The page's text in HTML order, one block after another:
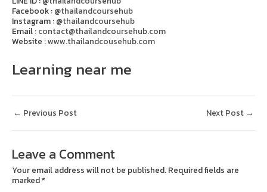
Facebook : @thailandcoursehub
Instagram : @thailandcoursehub
Email : contact@thailandcoursehub.com
Website :www.thailandcousehub.com
Learning near me
← Previous Post Next Post →
Leave a Comment
Your email address will not be published. Required fields are
marked*